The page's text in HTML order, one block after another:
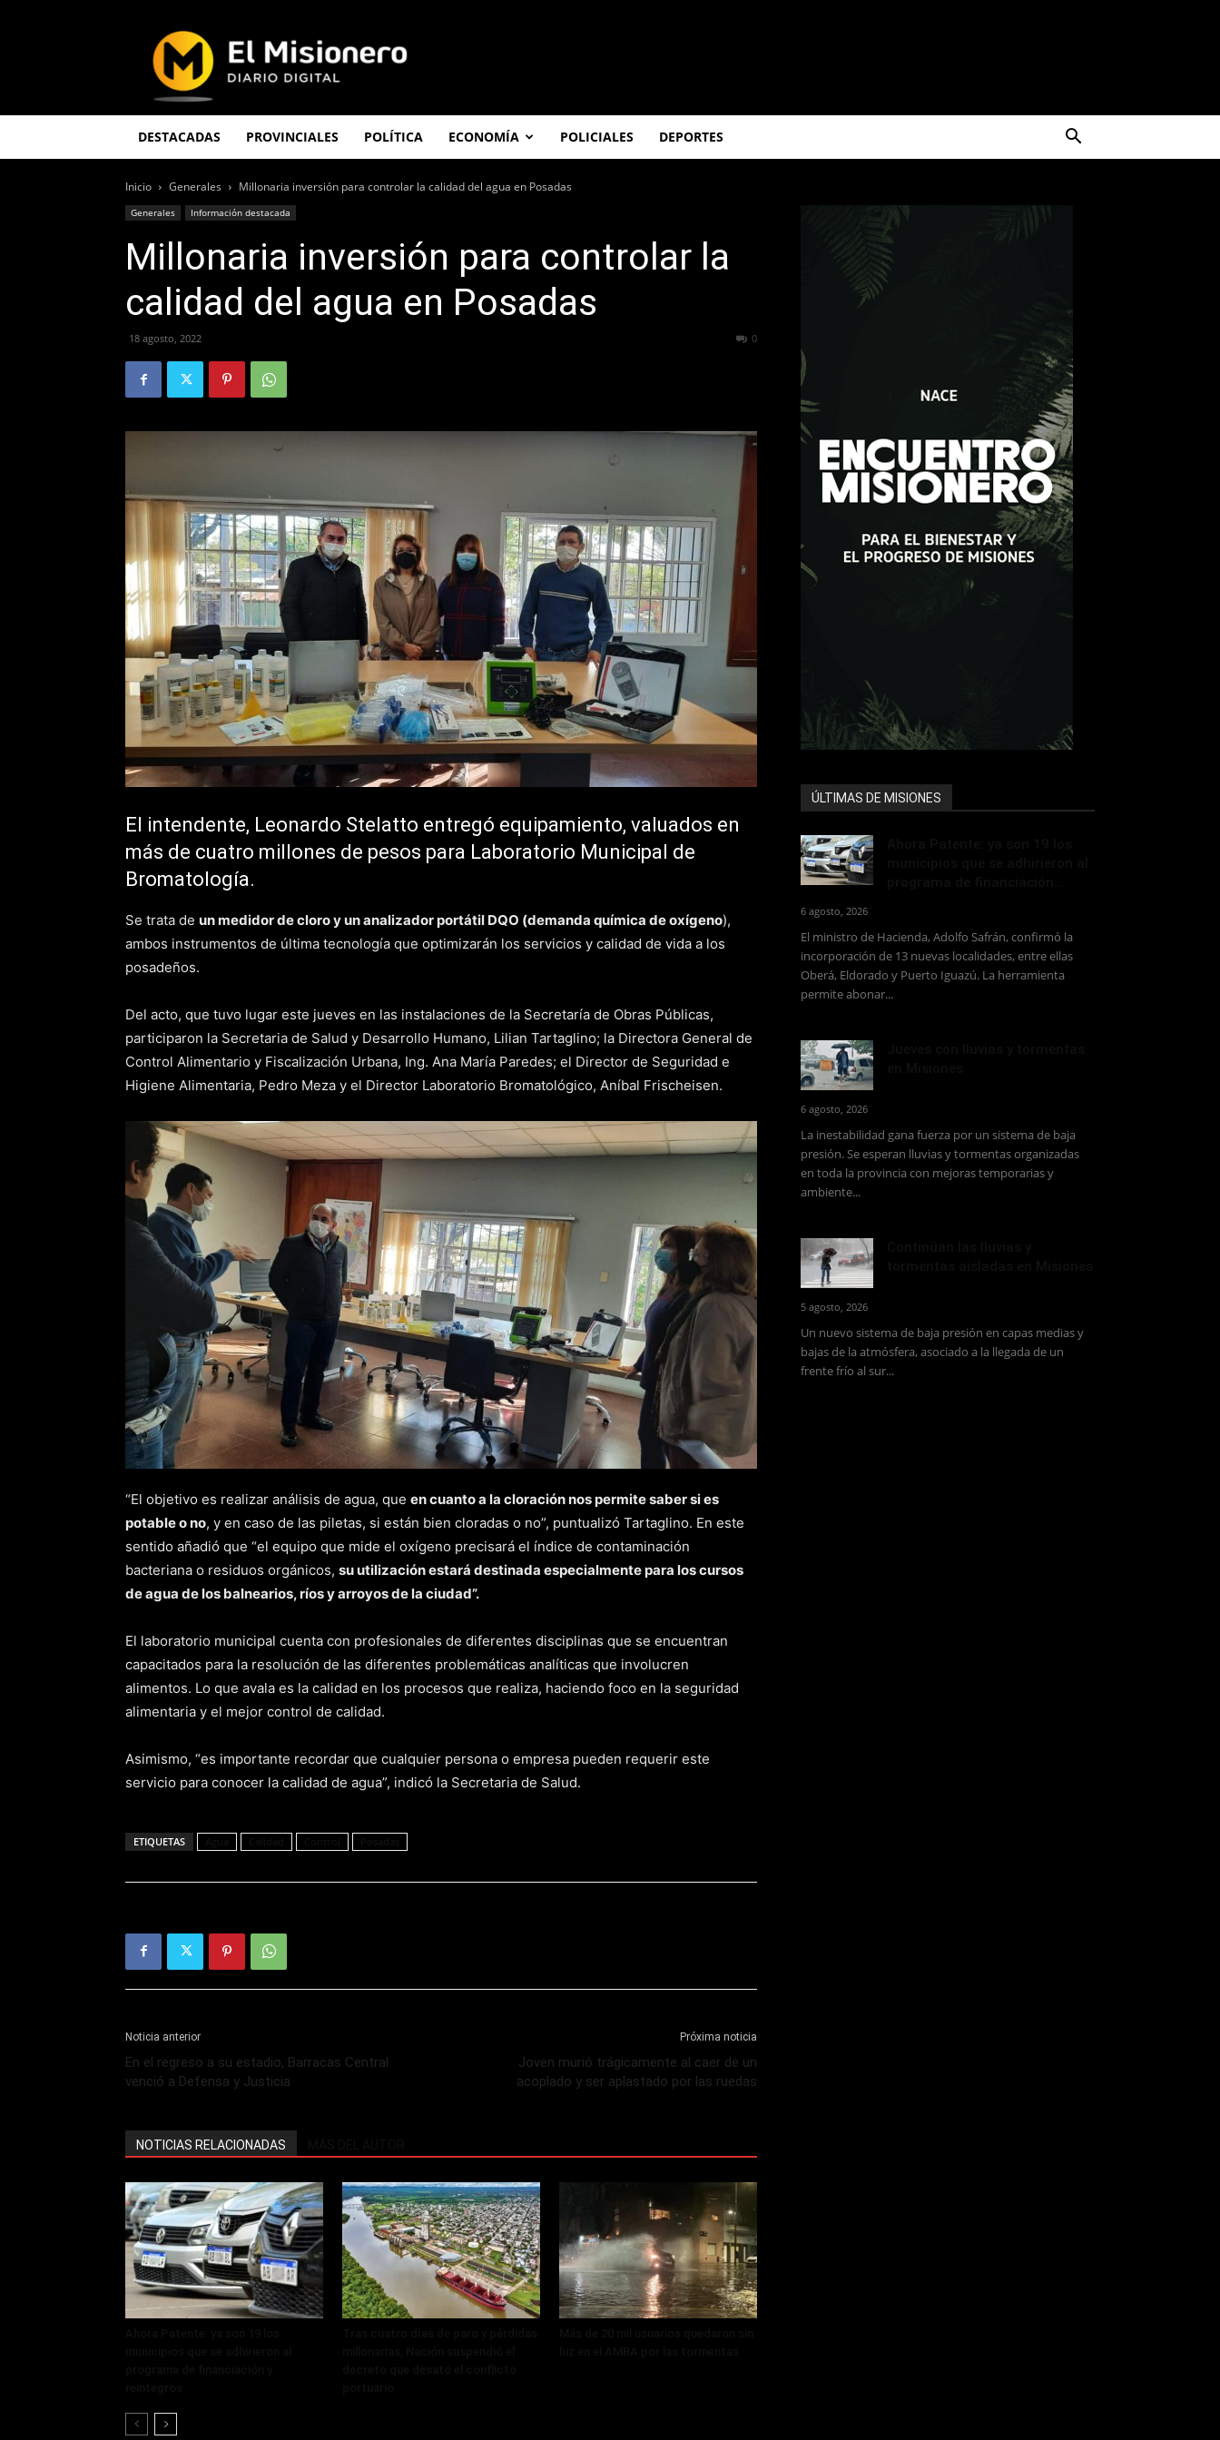
Misionero
DESTACADAS PROVINCIALES POLÍTICA ECONOMÍA POLICIALES DEPORTES
Inicio Generales Millonaria inversión para controlar la calidad del agua en Posadas
Generales Información destacada
Millonaria inversión para controlar la
calidad del agua en Posadas
18 agosto, 2022 0
El intendente, Leonardo Stelatto entregó equipamiento, valuados en
más de cuatro millones de pesos para Laboratorio Municipal de
Bromatología.
Se trata de un medidor de cloro y un analizador portátil DQO (demanda química de oxígeno),
ambos instrumentos de última tecnología que optimizarán los servicios y calidad de vida a los
posadeños.
Del acto, que tuvo lugar este jueves en las instalaciones de la Secretaría de Obras Públicas,
participaron la Secretaria de Salud y Desarrollo Humano, Lilian Tartaglino; la Directora General de
Control Alimentario y Fiscalización Urbana, Ing. Ana María Paredes; el Director de Seguridad e
Higiene Alimentaria, Pedro Meza y el Director Laboratorio Bromatológico, Aníbal Frischeisen.
“El objetivo es realizar análisis de agua, que en cuanto a la cloración nos permite saber si es
potable o no, y en caso de las piletas, si están bien cloradas o no”, puntualizó Tartaglino. En este
sentido añadió que “el equipo que mide el oxígeno precisará el índice de contaminación
bacteriana o residuos orgánicos, su utilización estará destinada especialmente para los cursos
de agua de los balnearios, ríos y arroyos de la ciudad”.
El laboratorio municipal cuenta con profesionales de diferentes disciplinas que se encuentran
capacitados para la resolución de las diferentes problemáticas analíticas que involucren
alimentos. Lo que avala es la calidad en los procesos que realiza, haciendo foco en la seguridad
alimentaria y el mejor control de calidad.
Asimismo, “es importante recordar que cualquier persona o empresa pueden requerir este
servicio para conocer la calidad de agua”, indicó la Secretaria de Salud.
ETIQUETAS
Noticia anterior
En el regreso a su estadio, Barracas Central
venció a Defensa y Justicia
Próxima noticia
Joven murió trágicamente al caer de un
acoplado y ser aplastado por las ruedas
NOTICIAS RELACIONADAS
ÚLTIMAS DE MISIONES
6 agosto, 2026
El ministro de Hacienda, Adolfo Safrán, confirmó la
incorporación de 13 nuevas localidades, entre ellas
Oberá, Eldorado y Puerto Iguazú. La herramienta
permite abonar...
6 agosto, 2026
La inestabilidad gana fuerza por un sistema de baja
presión. Se esperan lluvias y tormentas organizadas
en toda la provincia con mejoras temporarias y
ambiente...
5 agosto, 2026
Un nuevo sistema de baja presión en capas medias y
bajas de la atmósfera, asociado a la llegada de un
frente frío al sur...